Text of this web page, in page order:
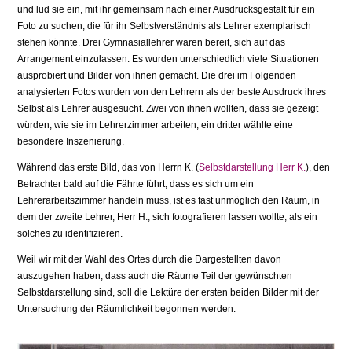
und lud sie ein, mit ihr gemeinsam nach einer Ausdrucksgestalt für ein
Foto zu suchen, die für ihr Selbstverständnis als Lehrer exemplarisch
stehen könnte. Drei Gymnasiallehrer waren bereit, sich auf das
Arrangement einzulassen. Es wurden unterschiedlich viele Situationen
ausprobiert und Bilder von ihnen gemacht. Die drei im Folgenden
analysierten Fotos wurden von den Lehrern als der beste Ausdruck ihres
Selbst als Lehrer ausgesucht. Zwei von ihnen wollten, dass sie gezeigt
würden, wie sie im Lehrerzim­mer arbeiten, ein dritter wählte eine
besondere Inszenierung.
Während das erste Bild, das von Herrn K. (Selbstdarstellung Herr K.), den
Betrachter bald auf die Fährte führt, dass es sich um ein
Lehrerarbeitszimmer handeln muss, ist es fast unmöglich den Raum, in
dem der zweite Lehrer, Herr H., sich fotografieren lassen wollte, als ein
solches zu identifizieren.
Weil wir mit der Wahl des Ortes durch die Dargestellten davon
auszugehen haben, dass auch die Räume Teil der gewünschten
Selbstdarstellung sind, soll die Lektüre der ersten beiden Bilder mit der
Untersuchung der Räumlichkeit begonnen werden.